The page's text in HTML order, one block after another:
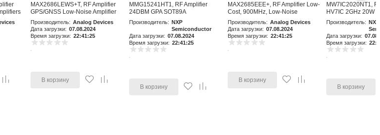
MAX2686LEWS+T, RF Amplifier
GPS/GNSS Low-Noise Amplifier
with Integr
Производитель: Analog Devices
Дата загрузки: 07.08.2024
Время загрузки: 22:41:25
В корзину
MMG15241HT1, RF Amplifier
24DBM GPA SOT89A
Производитель:
NXP
Semiconductor
Дата загрузки: 07.08.2024
Время загрузки: 22:41:25
В корзину
MAX2685EEE+, RF Amplifier Low-
Cost, 900MHz, Low-Noise
Amplifier an
Производитель: Analog Devices
Дата загрузки: 07.08.2024
Время загрузки: 22:41:25
В корзину
MW7IC2020NT1,
HV7IC 2GHz 20W
Производитель:
NXP
Дата загрузки:
Время загрузки:
В корзину